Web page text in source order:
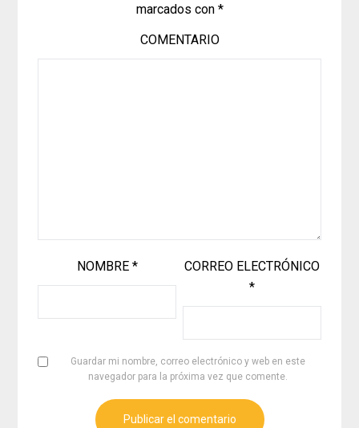
marcados con *
COMENTARIO
NOMBRE *
CORREO ELECTRÓNICO
*
Guardar mi nombre, correo electrónico y web en este
navegador para la próxima vez que comente.